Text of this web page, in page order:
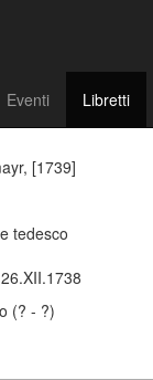
Eventi Libretti
[1739]
tedesco
(? - ?)